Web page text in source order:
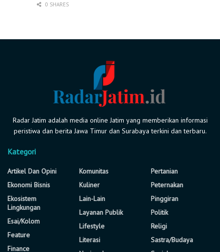
0 SHARES
Radar Jatim adalah media online Jatim yang memberikan informasi
peristiwa dan berita Jawa Timur dan Surabaya terkini dan terbaru.
Kategori
Artikel Dan Opini
Ekonomi Bisnis
Ekosistem
Lingkungan
Esai/Kolom
Feature
Finance
Komunitas
Kuliner
Lain-Lain
Layanan Publik
Lifestyle
Literasi
Pertanian
Peternakan
Pinggiran
Politik
Religi
Sastra/Budaya